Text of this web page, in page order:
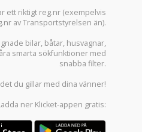
ett riktigt reg.nr (exempelvis
av Transportstyrelsen än).
bilar, båtar, husvagnar,
smarta sökfunktioner med
snabba filter.
du gillar med dina vänner!
ner Klicket-appen gratis: